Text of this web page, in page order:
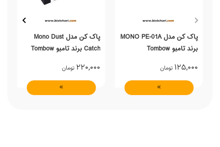
پاک کن مدل MONO PE-01A
برند تامبو Tombow
125,000 تومان
پاک کن مدل Mono Dust
Catch برند تامبو Tombow
220,000 تومان